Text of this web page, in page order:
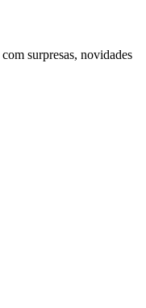
surpresas, novidades